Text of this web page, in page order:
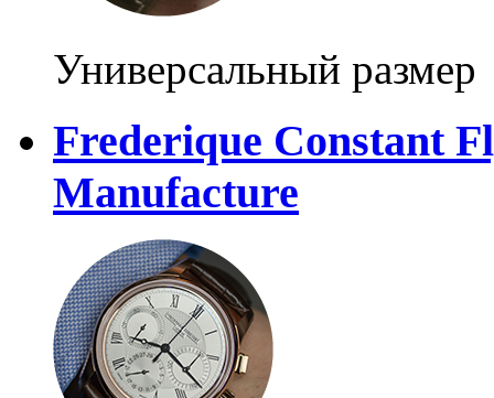
Универсальный размер
Frederique Constant
Manufacture